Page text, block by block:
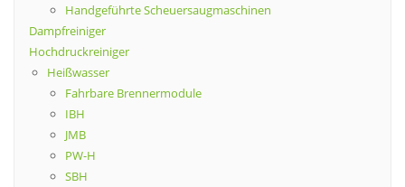
Handgeführte Scheuersaugmaschinen
Dampfreiniger
Hochdruckreiniger
Heißwasser
Fahrbare Brennermodule
IBH
JMB
PW-H
SBH